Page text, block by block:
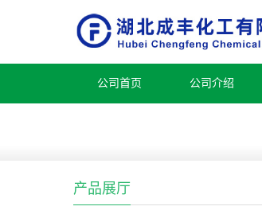
公司首页 公司介绍
产品展厅